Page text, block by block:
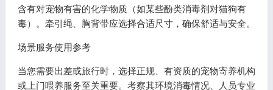
含有对宠物有害的化学物质（如某些酚类消毒剂对猫狗有
毒）。牵引绳、胸背带应选择合适尺寸，确保舒适与安全。
场景服务使用参考
当您需要出差或旅行时，选择正规、有资质的宠物寄养机构
或上门喂养服务至关重要。考察其环境消毒情况、人员专业